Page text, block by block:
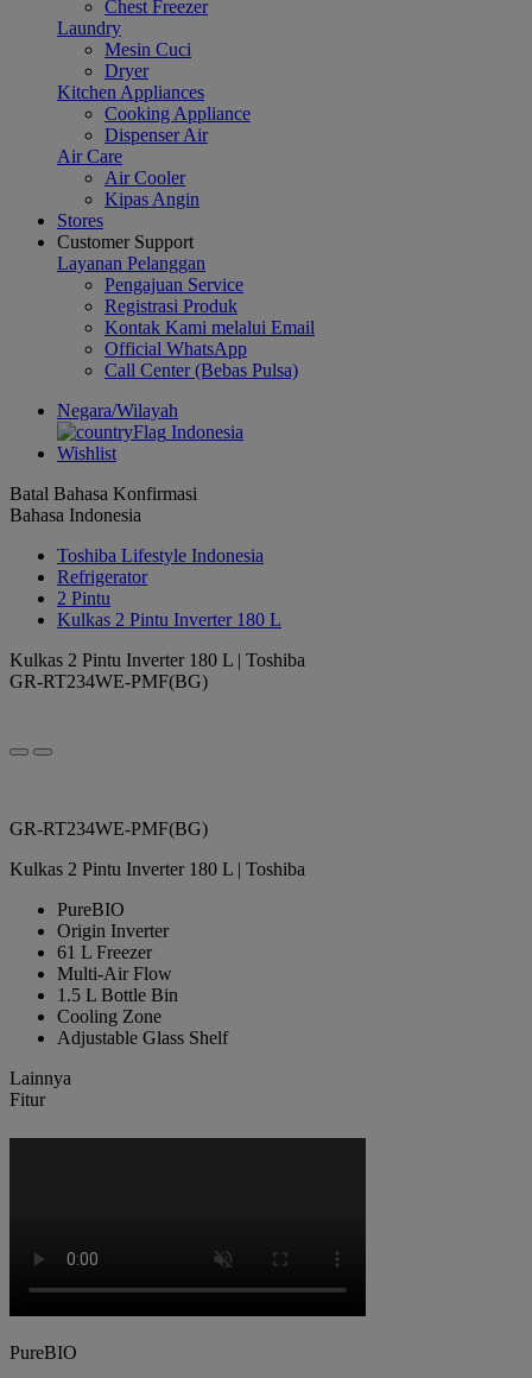
Chest Freezer
Laundry
Mesin Cuci
Dryer
Kitchen Appliances
Cooking Appliance
Dispenser Air
Air Care
Air Cooler
Kipas Angin
Stores
Customer Support
Layanan Pelanggan
Pengajuan Service
Registrasi Produk
Kontak Kami melalui Email
Official WhatsApp
Call Center (Bebas Pulsa)
Negara/Wilayah
Indonesia
Wishlist
Batal Bahasa Konfirmasi
Bahasa Indonesia
Toshiba Lifestyle Indonesia
Refrigerator
2 Pintu
Kulkas 2 Pintu Inverter 180 L
Kulkas 2 Pintu Inverter 180 L | Toshiba
GR-RT234WE-PMF(BG)
GR-RT234WE-PMF(BG)
Kulkas 2 Pintu Inverter 180 L | Toshiba
PureBIO
Origin Inverter
61 L Freezer
Multi-Air Flow
1.5 L Bottle Bin
Cooling Zone
Adjustable Glass Shelf
Lainnya
Fitur
PureBIO